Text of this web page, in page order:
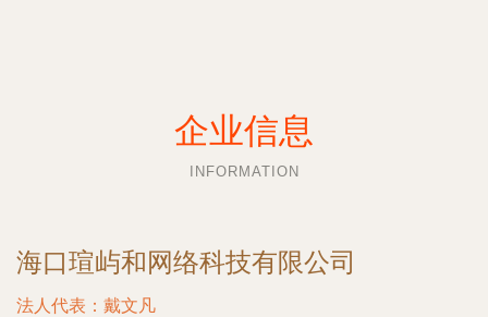
企业信息
INFORMATION
海口瑄屿和网络科技有限公司
法人代表： 戴文凡